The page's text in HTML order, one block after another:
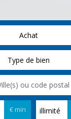
Achat
Type de bien
€ min